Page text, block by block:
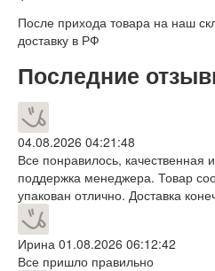
После прихода товара на наш
доставку в РФ
Последние
04.08.2026 04:21:48
Все понравилось, качественная
поддержка менеджера. Товар
упакован отлично. Доставка
Ирина 01.08.2026 06:12:42
Все пришло правильно